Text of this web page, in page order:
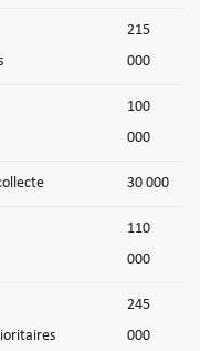
215
000
100
000
30 000
110
000
245
000